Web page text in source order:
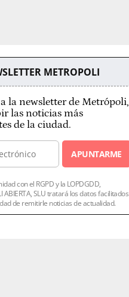
METROPOLI
la newsletter de Metrópoli,
las noticias más
de la ciudad.
APUNTARME
con el RGPD y la LOPDGDD,
ABIERTA, SLU tratará los datos facilitados
de remitirle noticias de actualidad.